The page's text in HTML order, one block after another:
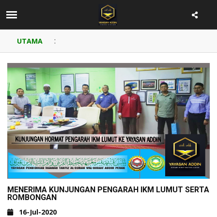
UTAMA :
MENERIMA KUNJUNGAN PENGARAH IKM LUMUT SERTA
ROMBONGAN
16-Jul-2020